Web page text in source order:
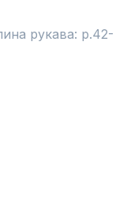
рукава: р.42-